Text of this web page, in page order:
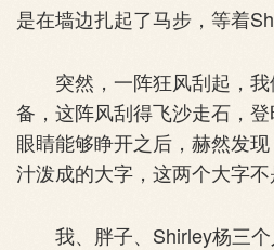
是在墙边扎起了马步，等着
突然，一阵狂风刮起，我
备，这阵风刮得飞沙走石，
眼睛能够睁开之后，赫然发
汁泼成的大字，这两个大字不
我、胖子、Shirley杨三个